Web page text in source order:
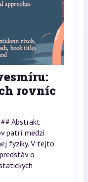
rovníc
Abstrakt
patrí medzi
fyziky. V tejto
o